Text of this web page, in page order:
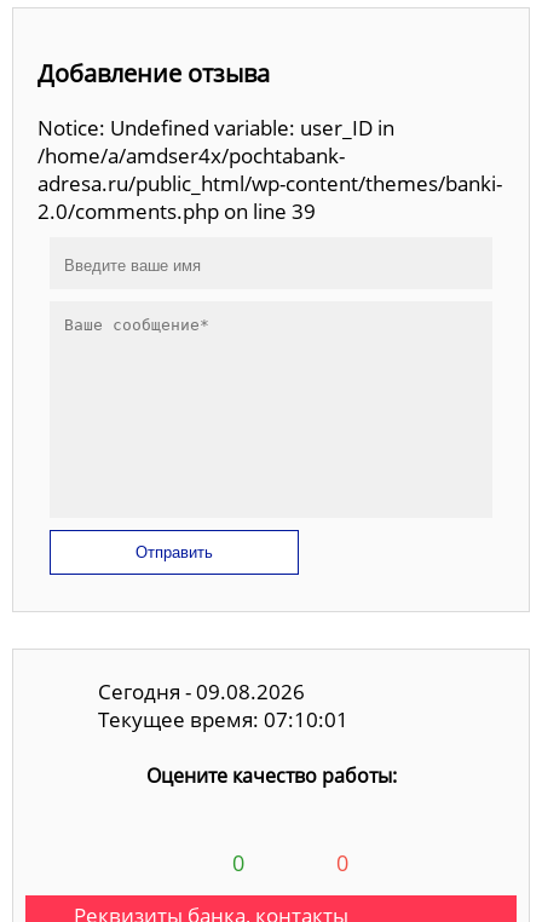
Добавление отзыва
Notice: Undefined variable: user_ID in
/home/a/amdser4x/pochtabank-
adresa.ru/public_html/wp-content/themes/banki-
2.0/comments.php on line 39
Отправить
Сегодня - 09.08.2026
Текущее время: 07:10:02
Оцените качество работы:
0 0
Реквизиты банка, контакты